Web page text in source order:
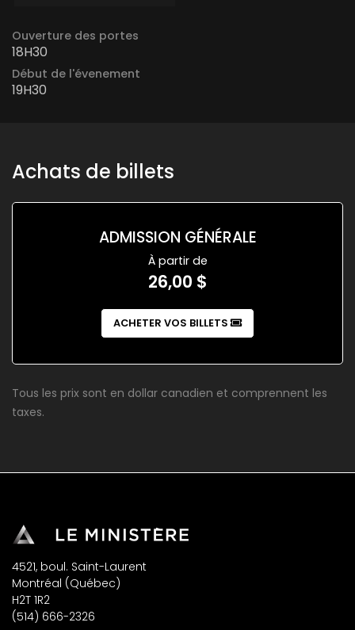
Ouverture des portes
18H30
Début de l'évenement
19H30
Achats de billets
ADMISSION GÉNÉRALE
À partir de
26,00 $
ACHETER VOS BILLETS
Tous les prix sont en dollar canadien et comprennent les
taxes.
4521, boul. Saint-Laurent
Montréal (Québec)
H2T 1R2
(514) 666-2326